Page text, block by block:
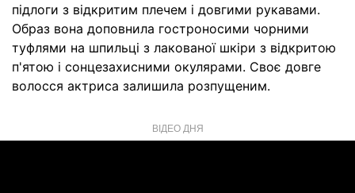
підлоги з відкритим плечем і довгими рукавами.
Образ вона доповнила гостроносими чорними
туфлями на шпильці з лакованої шкіри з відкритою
п'ятою і сонцезахисними окулярами. Своє довге
волосся актриса залишила розпущеним.
ВІДЕО ДНЯ